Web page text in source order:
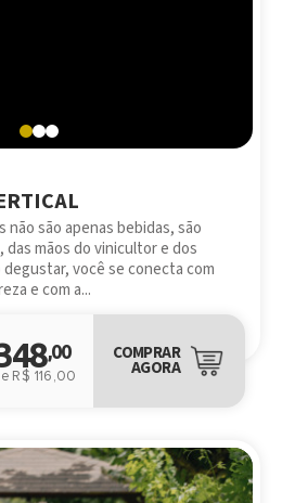
são apenas bebidas, são
mãos do vinicultor e dos
degustar, você se conecta com
e com a...
,00
R$ 116,00
COMPRAR
AGORA